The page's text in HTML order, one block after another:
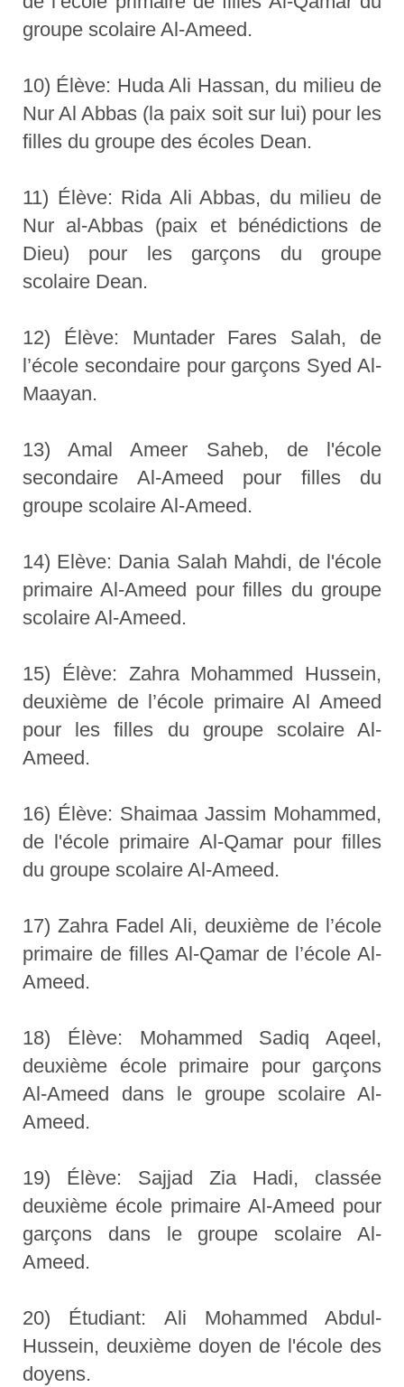
groupe scolaire Al-Ameed.
10) Élève: Huda Ali Hassan, du milieu de
Nur Al Abbas (la paix soit sur lui) pour les
filles du groupe des écoles Dean.
11) Élève: Rida Ali Abbas, du milieu de
Nur al-Abbas (paix et bénédictions de
Dieu) pour les garçons du groupe
scolaire Dean.
12) Élève: Muntader Fares Salah, de
l’école secondaire pour garçons Syed Al-
Maayan.
13) Amal Ameer Saheb, de l'école
secondaire Al-Ameed pour filles du
groupe scolaire Al-Ameed.
14) Elève: Dania Salah Mahdi, de l'école
primaire Al-Ameed pour filles du groupe
scolaire Al-Ameed.
15) Élève: Zahra Mohammed Hussein,
deuxième de l’école primaire Al Ameed
pour les filles du groupe scolaire Al-
Ameed.
16) Élève: Shaimaa Jassim Mohammed,
de l'école primaire Al-Qamar pour filles
du groupe scolaire Al-Ameed.
17) Zahra Fadel Ali, deuxième de l’école
primaire de filles Al-Qamar de l’école Al-
Ameed.
18) Élève: Mohammed Sadiq Aqeel,
deuxième école primaire pour garçons
Al-Ameed dans le groupe scolaire Al-
Ameed.
19) Élève: Sajjad Zia Hadi, classée
deuxième école primaire Al-Ameed pour
garçons dans le groupe scolaire Al-
Ameed.
20) Étudiant: Ali Mohammed Abdul-
Hussein, deuxième doyen de l'école des
doyens.